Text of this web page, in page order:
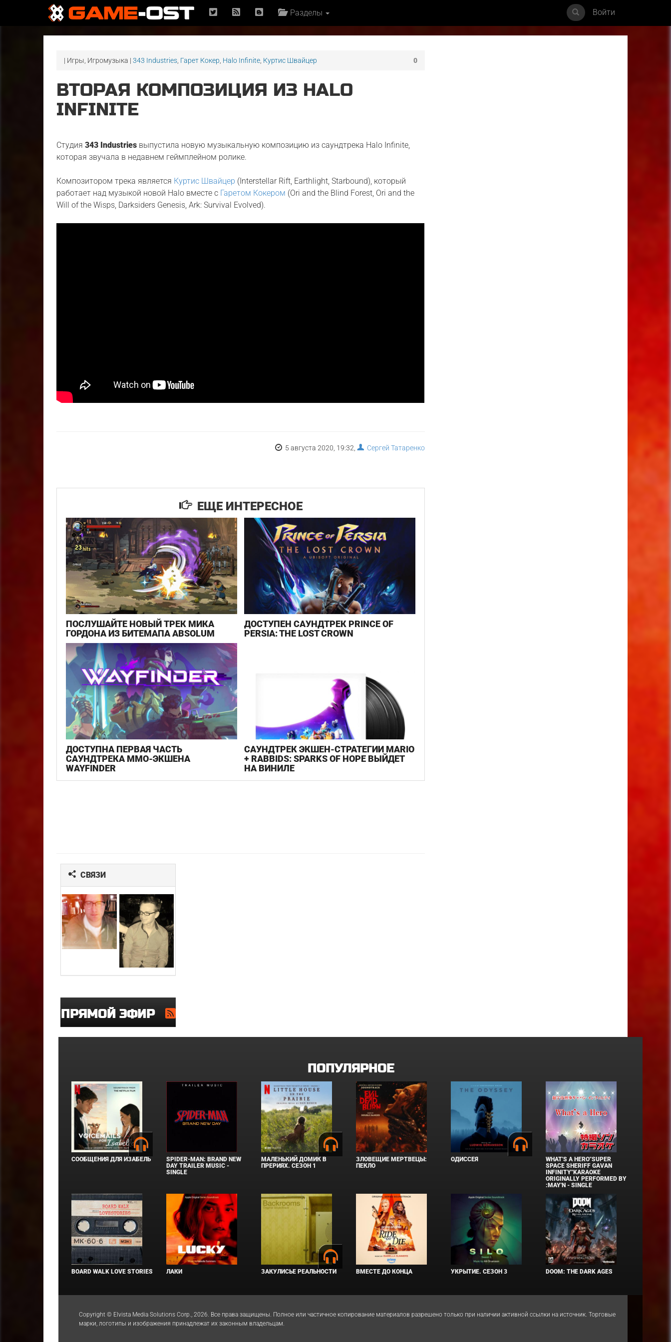
Разделы Войти
0
| Игры, Игромузыка |343 Industries Гарет Кокер Halo Infinite Куртис Швайцер
ВТОРАЯ КОМПОЗИЦИЯ ИЗ HALO
INFINITE
Студия343 Industries выпустила новую музыкальную композицию из саундтрека Halo Infinite,
которая звучала в недавнем геймплейном ролике.
Композитором трека является Куртис Швайцер (Interstellar Rift, Earthlight, Starbound), который
работает над музыкой новой Halo вместе с Гаретом Кокером (Ori and the Blind Forest, Ori and the
Will of the Wisps, Darksiders Genesis, Ark: Survival Evolved).
5 августа 2020, 19:32, Сергей Татаренко
ЕЩЕ ИНТЕРЕСНОЕ
ПОСЛУШАЙТЕ НОВЫЙ ТРЕК МИКА
ГОРДОНА ИЗ БИТЕМАПА ABSOLUM
ДОСТУПЕН САУНДТРЕК PRINCE OF
PERSIA: THE LOST CROWN
ДОСТУПНА ПЕРВАЯ ЧАСТЬ
САУНДТРЕКА MMO-ЭКШЕНА
WAYFINDER
САУНДТРЕК ЭКШЕН-СТРАТЕГИИ MARIO
+ RABBIDS: SPARKS OF HOPE ВЫЙДЕТ
НА ВИНИЛЕ
СВЯЗИ
ПРЯМОЙ ЭФИР
ПОПУЛЯРНОЕ
СООБЩЕНИЯ ДЛЯ ИЗАБЕЛЬ
SPIDER-MAN: BRAND NEW
DAY TRAILER MUSIC -
SINGLE
МАЛЕНЬКИЙ ДОМИК В
ПРЕРИЯХ. СЕЗОН 1
ЗЛОВЕЩИЕ МЕРТВЕЦЫ:
ПЕКЛО
ОДИССЕЯ
WHAT'S A HERO"SUPER
SPACE SHERIFF GAVAN
INFINITY"KARAOKE
ORIGINALLY PERFORMED BY
:MAY'N - SINGLE
BOARD WALK LOVE STORIES ЛАКИ ЗАКУЛИСЬЕ РЕАЛЬНОСТИ ВМЕСТЕ ДО КОНЦА УКРЫТИЕ. СЕЗОН 3 DOOM: THE DARK AGES
Copyright © Elvista Media Solutions Corp., 2026. Все права защищены. Полное или частичное копирование материалов разрешено только при наличии активной ссылки на источник. Торговые
марки, логотипы и изображения принадлежат их законным владельцам.